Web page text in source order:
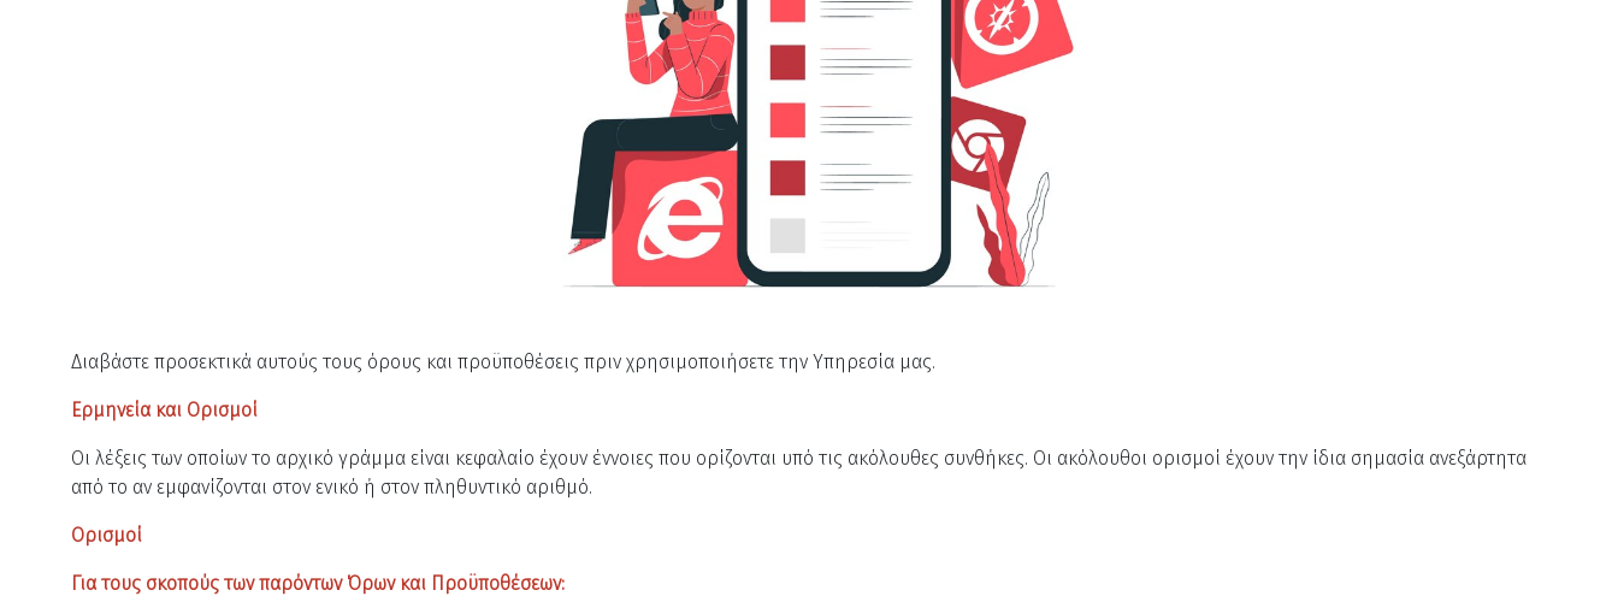
Διαβάστε προσεκτικά αυτούς τους όρους και προϋποθέσεις πριν χρησιμοποιήσετε την Υπηρεσία μας.
Ερμηνεία και Ορισμοί
Οι λέξεις των οποίων το αρχικό γράμμα είναι κεφαλαίο έχουν έννοιες που ορίζονται υπό τις ακόλουθες συνθήκες. Οι ακόλουθοι ορισμοί έχουν την ίδια σημασία ανεξάρτητα
από το αν εμφανίζονται στον ενικό ή στον πληθυντικό αριθμό.
Ορισμοί
Για τους σκοπούς των παρόντων Όρων και Προϋποθέσεων: